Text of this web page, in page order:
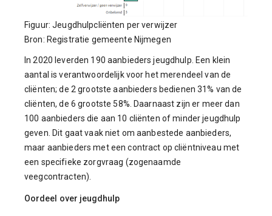
Figuur: Jeugdhulpcliënten per verwijzer
Bron: Registratie gemeente Nijmegen
In 2020 leverden 190 aanbieders jeugdhulp. Een klein
aantal is verantwoordelijk voor het merendeel van de
cliënten; de 2 grootste aanbieders bedienen 31% van de
cliënten, de 6 grootste 58%. Daarnaast zijn er meer dan
100 aanbieders die aan 10 cliënten of minder jeugdhulp
geven. Dit gaat vaak niet om aanbestede aanbieders,
maar aanbieders met een contract op cliëntniveau met
een specifieke zorgvraag (zogenaamde
veegcontracten).
Oordeel over jeugdhulp